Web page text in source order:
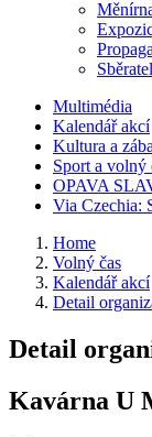
Multimédia
Kalendář akcí
Kultura a
Sport a volný
OPAVA
Via Czechia:
Home
Volný čas
Kalendář akcí
Detail
Detail
Kavárna U